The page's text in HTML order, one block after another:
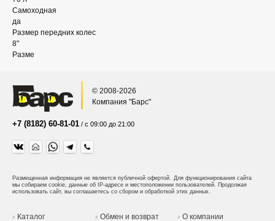
Самоxодная
да
Размер передниx колес
8"
Разме
© 2008-2026
Компания "Барс"
+7 (8182) 60-81-01 / с 09:00 до 21:00
Размещенная информация не является публичной офертой. Для функционирования сайта
мы собираем cookie, данные об IP-адресе и местоположении пользователей. Продолжая
использовать сайт, вы соглашаетесь со сбором и обработкой этих данных.
Каталог Обмен и возврат О компании